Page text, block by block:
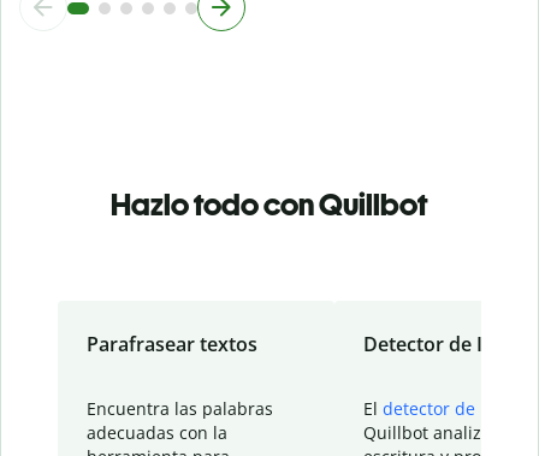
Hazlo todo con Quillbot
Parafrasear textos
Encuentra las palabras
adecuadas con la
Detector de IA
El detector de IA
Quillbot analiza tu